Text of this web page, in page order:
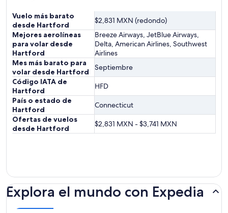
Vuelo más barato
desde Hartford
$2,831 MXN (redondo)
Mejores aerolíneas
para volar desde
Hartford
Breeze Airways, JetBlue Airways,
Delta, American Airlines, Southwest
Airlines
Mes más barato para
volar desde Hartford
Septiembre
Código IATA de
Hartford
HFD
País o estado de
Hartford
Connecticut
Ofertas de vuelos
desde Hartford
$2,831 MXN - $3,741 MXN
Explora el mundo con Expedia